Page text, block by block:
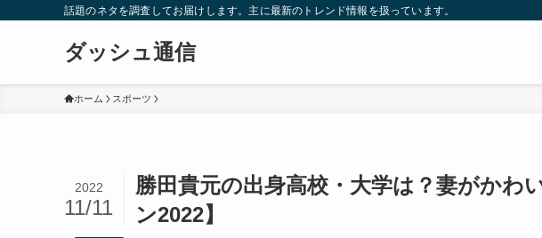
話題のネタを調査してお届けします。主に最新のトレンド情報を扱っています。
ダッシュ通信
ホーム スポーツ
勝田貴元の出身高校・大学は？妻がかわ
ン2022】
2022
11/11